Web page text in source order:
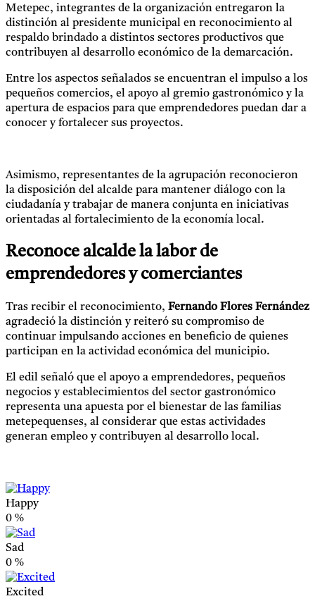
Metepec, integrantes de la organización entregaron la
distinción al presidente municipal en reconocimiento al
respaldo brindado a distintos sectores productivos que
contribuyen al desarrollo económico de la demarcación.
Entre los aspectos señalados se encuentran el impulso a los
pequeños comercios, el apoyo al gremio gastronómico y la
apertura de espacios para que emprendedores puedan dar a
conocer y fortalecer sus proyectos.
Asimismo, representantes de la agrupación reconocieron
la disposición del alcalde para mantener diálogo con la
ciudadanía y trabajar de manera conjunta en iniciativas
orientadas al fortalecimiento de la economía local.
Reconoce alcalde la labor de
emprendedores y comerciantes
Tras recibir el reconocimiento, Fernando Flores Fernández
agradeció la distinción y reiteró su compromiso de
continuar impulsando acciones en beneficio de quienes
participan en la actividad económica del municipio.
El edil señaló que el apoyo a emprendedores, pequeños
negocios y establecimientos del sector gastronómico
representa una apuesta por el bienestar de las familias
metepequenses, al considerar que estas actividades
generan empleo y contribuyen al desarrollo local.
Happy
0 %
Sad
0 %
Excited